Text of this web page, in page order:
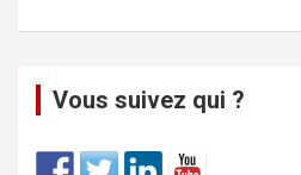
Vous suivez qui ?